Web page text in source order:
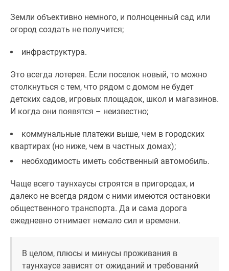
Земли объективно немного, и полноценный сад или
огород создать не получится;
инфраструктура.
Это всегда лотерея. Если поселок новый, то можно
столкнуться с тем, что рядом с домом не будет
детских садов, игровых площадок, школ и магазинов.
И когда они появятся – неизвестно;
коммунальные платежи выше, чем в городских
квартирах (но ниже, чем в частных домах);
необходимость иметь собственный автомобиль.
Чаще всего таунхаусы строятся в пригородах, и
далеко не всегда рядом с ними имеются остановки
общественного транспорта. Да и сама дорога
ежедневно отнимает немало сил и времени.
В целом, плюсы и минусы проживания в
таунхаусе зависят от ожиданий и требований